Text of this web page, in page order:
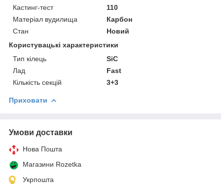
Кастинг-тест
110
Матеріал вудилища
Карбон
Стан
Новий
Користувацькі характеристики
Тип кілець
SiC
Лад
Fast
Кількість секцій
3+3
Приховати
Умови доставки
Нова Пошта
Магазини Rozetka
Укрпошта